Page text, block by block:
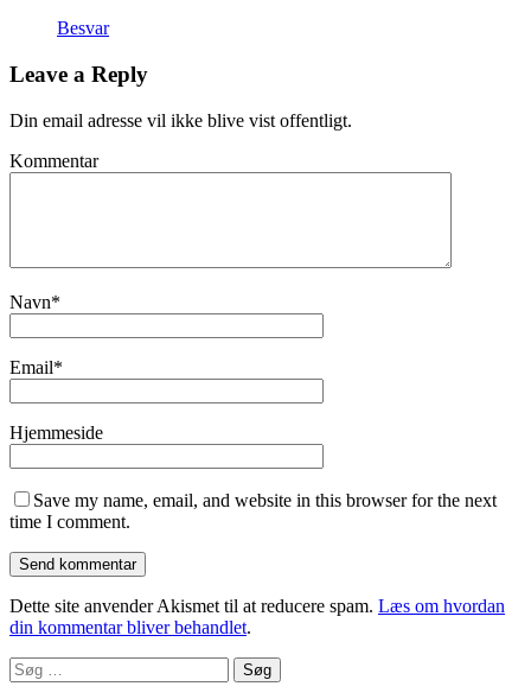
Besvar
Leave a Reply
Din email adresse vil ikke blive vist offentligt.
Kommentar
Navn*
Email*
Hjemmeside
Save my name, email, and website in this browser for the next
time I comment.
Dette site anvender Akismet til at reducere spam. Læs om hvordan
din kommentar bliver behandlet.
Søg
efter: